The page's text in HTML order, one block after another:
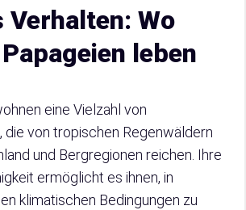
Verhalten: Wo
leben
eine Vielzahl von
die von tropischen Regenwäldern
und Bergregionen reichen. Ihre
ermöglicht es ihnen, in
klimatischen Bedingungen zu